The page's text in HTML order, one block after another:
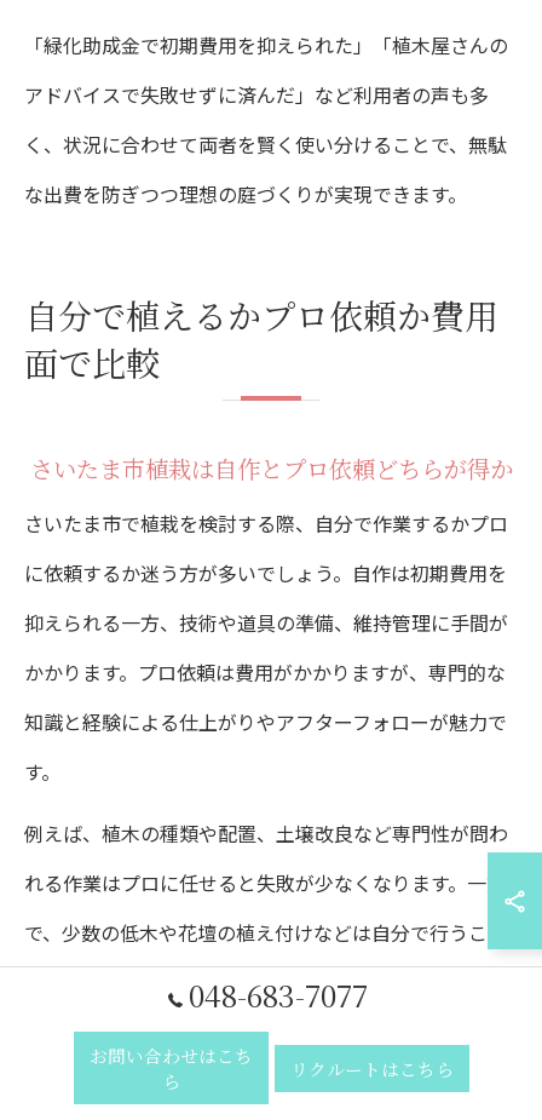
「緑化助成金で初期費用を抑えられた」「植木屋さんの
アドバイスで失敗せずに済んだ」など利用者の声も多
く、状況に合わせて両者を賢く使い分けることで、無駄
な出費を防ぎつつ理想の庭づくりが実現できます。
自分で植えるかプロ依頼か費用
面で比較
さいたま市植栽は自作とプロ依頼どちらが得か
さいたま市で植栽を検討する際、自分で作業するかプロ
に依頼するか迷う方が多いでしょう。自作は初期費用を
抑えられる一方、技術や道具の準備、維持管理に手間が
かかります。プロ依頼は費用がかかりますが、専門的な
知識と経験による仕上がりやアフターフォローが魅力で
す。
例えば、植木の種類や配置、土壌改良など専門性が問わ
れる作業はプロに任せると失敗が少なくなります。一方
で、少数の低木や花壇の植え付けなどは自分で行うこと
でコストを抑えやすいです。
自作・依頼の判断基準としては、施工規模や希望する仕
上がり、手間をかけられるかどうかがポイントとなりま
048-683-7077
お問い合わせはこち
ら
リクルートはこちら